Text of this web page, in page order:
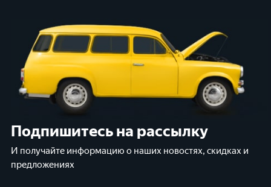
Подпишитесь на рассылку
И получайте информацию о наших новостях, скидках и
предложениях